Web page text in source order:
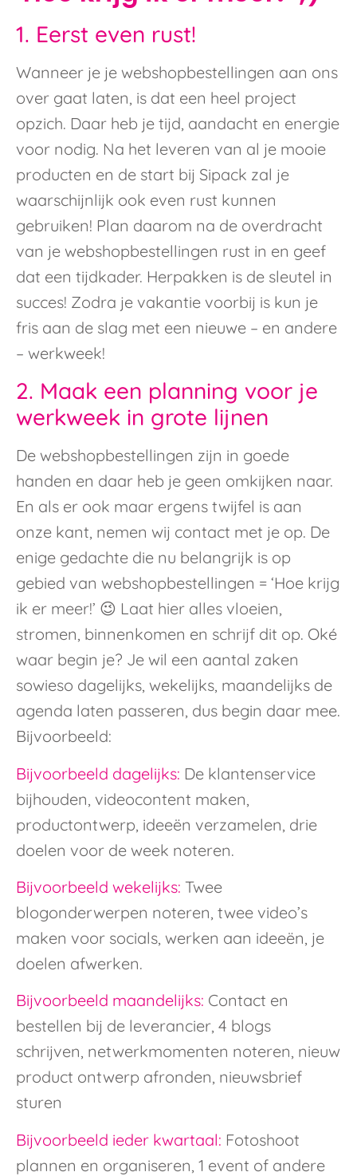
1. Eerst even rust!
Wanneer je je webshopbestellingen aan ons
over gaat laten, is dat een heel project
opzich. Daar heb je tijd, aandacht en energie
voor nodig. Na het leveren van al je mooie
producten en de start bij Sipack zal je
waarschijnlijk ook even rust kunnen
gebruiken! Plan daarom na de overdracht
van je webshopbestellingen rust in en geef
dat een tijdkader. Herpakken is de sleutel in
succes! Zodra je vakantie voorbij is kun je
fris aan de slag met een nieuwe – en andere
– werkweek!
2. Maak een planning voor je
werkweek in grote lijnen
De webshopbestellingen zijn in goede
handen en daar heb je geen omkijken naar.
En als er ook maar ergens twijfel is aan
onze kant, nemen wij contact met je op. De
enige gedachte die nu belangrijk is op
gebied van webshopbestellingen = ‘Hoe krijg
ik er meer!’ 😉 Laat hier alles vloeien,
stromen, binnenkomen en schrijf dit op. Oké
waar begin je? Je wil een aantal zaken
sowieso dagelijks, wekelijks, maandelijks de
agenda laten passeren, dus begin daar mee.
Bijvoorbeeld:
Bijvoorbeeld dagelijks: De klantenservice
bijhouden, videocontent maken,
productontwerp, ideeën verzamelen, drie
doelen voor de week noteren.
Bijvoorbeeld wekelijks: Twee
blogonderwerpen noteren, twee video’s
maken voor socials, werken aan ideeën, je
doelen afwerken.
Bijvoorbeeld maandelijks: Contact en
bestellen bij de leverancier, 4 blogs
schrijven, netwerkmomenten noteren, nieuw
product ontwerp afronden, nieuwsbrief
sturen
Bijvoorbeeld ieder kwartaal: Fotoshoot
plannen en organiseren, 1 event of andere